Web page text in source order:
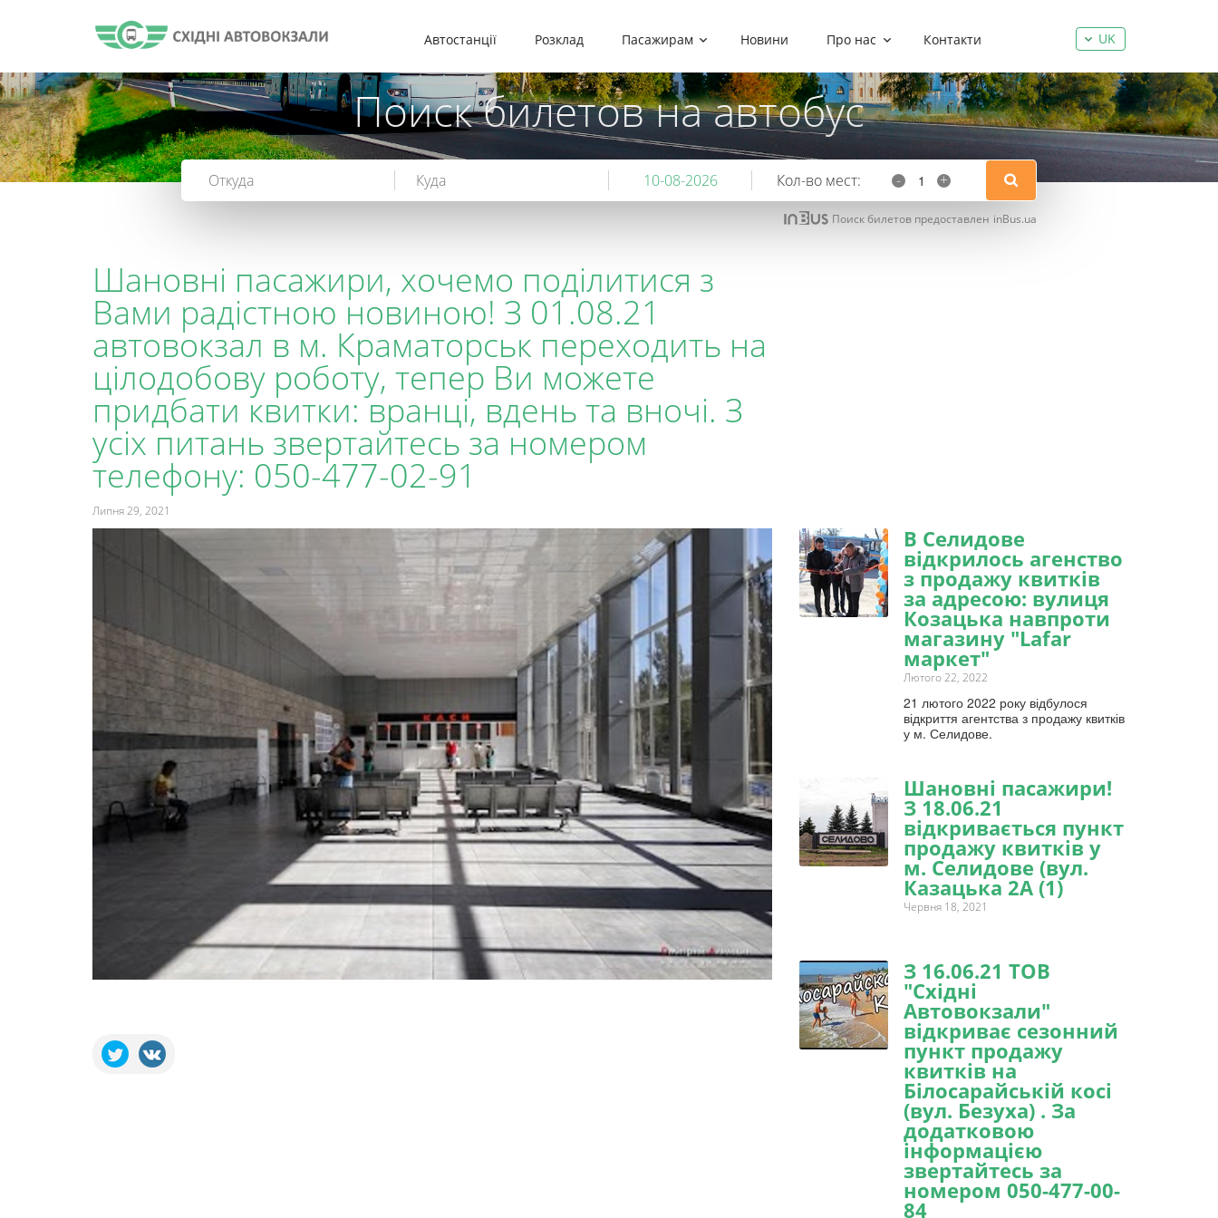
UK
Автостанції Розклад Пасажирам Новини Про нас Контакти
Поиск билетов на автобус
Кол-во мест: - +
Поиск билетов предоставлен inBus.ua
Шановні пасажири, хочемо поділитися з
Вами радістною новиною! З 01.08.21
автовокзал в м. Краматорськ переходить на
цілодобову роботу, тепер Ви можете
придбати квитки: вранці, вдень та вночі. З
усіх питань звертайтесь за номером
телефону: 050-477-02-91
Липня 29, 2021
В Селидове
відкрилось агенство
з продажу квитків
за адресою: вулиця
Козацька навпроти
магазину "Lafar
маркет"
Лютого 22, 2022
21 лютого 2022 року відбулося
відкриття агентства з продажу квитків
у м. Селидове.
Шановні пасажири!
З 18.06.21
відкривається пункт
продажу квитків у
м. Селидове (вул.
Казацька 2А (1)
Червня 18, 2021
З 16.06.21 ТОВ
"Східні
Автовокзали"
відкриває сезонний
пункт продажу
квитків на
Білосарайській косі
(вул. Безуха) . За
додатковою
інформацією
звертайтесь за
номером 050-477-00-
84